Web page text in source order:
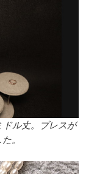
ル丈。ブレスが
。